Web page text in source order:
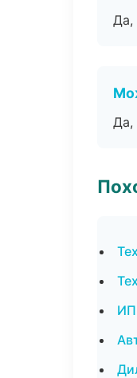
Да,
Да,
ИП